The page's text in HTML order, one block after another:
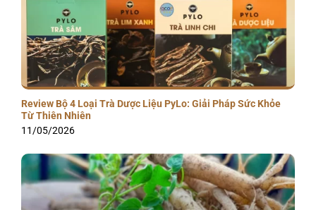
Review Bộ 4 Loại Trà Dược Liệu PyLo: Giải Pháp Sức Khỏe
Từ Thiên Nhiên
11/05/2026